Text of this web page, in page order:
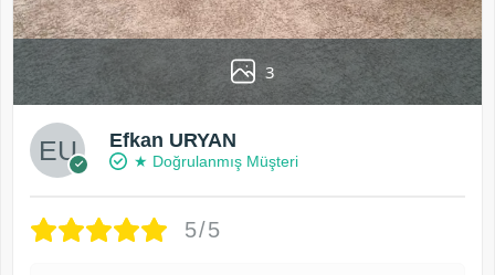
3
Efkan URYAN
★ Doğrulanmış Müşteri
5/5